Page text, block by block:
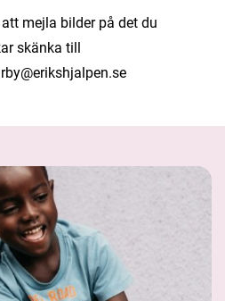
mejla bilder på det du
skänka till